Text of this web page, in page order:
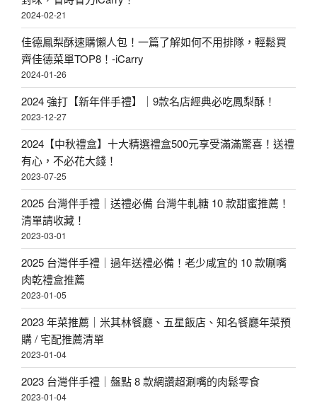
2024-02-21
佳德鳳梨酥速購懶人包！一篇了解如何不用排隊，輕鬆買
齊佳德菜單TOP8！-iCarry
2024-01-26
2024 強打【新年伴手禮】｜9款名店經典必吃鳳梨酥！
2023-12-27
2024【中秋禮盒】十大精選禮盒500元享受滿滿驚喜！送禮
有心，不必花大錢！
2023-07-25
2025 台灣伴手禮｜送禮必備 台灣牛軋糖 10 款甜蜜推薦！
清單請收藏！
2023-03-01
2025 台灣伴手禮｜過年送禮必備！老少咸宜的 10 款唰嘴
肉乾禮盒推薦
2023-01-05
2023 年菜推薦｜米其林餐廳、五星飯店、知名餐廳年菜預
購 / 宅配推薦清單
2023-01-04
2023 台灣伴手禮｜盤點 8 款網讚超涮嘴的肉鬆零食
2023-01-04